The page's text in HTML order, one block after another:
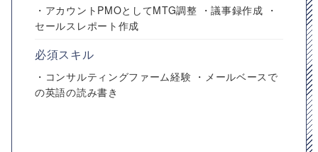
・アカウントPMOとしてMTG調整 ・議事録作成 ・
セールスレポート作成
必須スキル
・コンサルティングファーム経験 ・メールベースで
の英語の読み書き